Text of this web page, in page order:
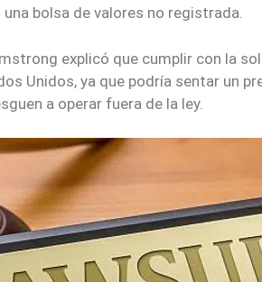
bolsa de valores no registrada.
explicó que cumplir con la
Unidos, ya que podría sentar un
a operar fuera de la ley.